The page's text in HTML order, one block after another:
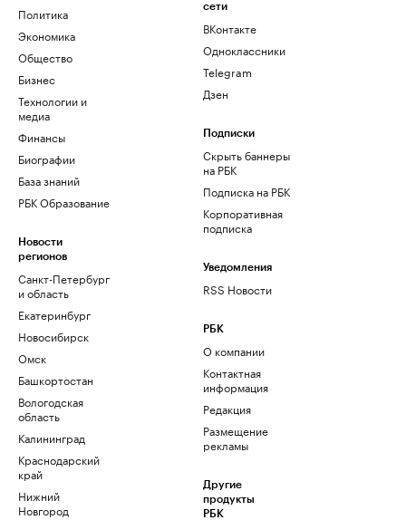
Политика
Экономика
Общество
Бизнес
Технологии и
медиа
Финансы
Биографии
База знаний
РБК Образование
Новости
регионов
Санкт-Петербург
и область
Екатеринбург
Новосибирск
Омск
Башкортостан
Вологодская
область
Калининград
Краснодарский
край
Нижний
Новгород
сети
ВКонтакте
Одноклассники
Telegram
Дзен
Подписки
Скрыть баннеры
на РБК
Подписка на РБК
Корпоративная
подписка
Уведомления
RSS Новости
РБК
О компании
Контактная
информация
Редакция
Размещение
рекламы
Другие
продукты
РБК